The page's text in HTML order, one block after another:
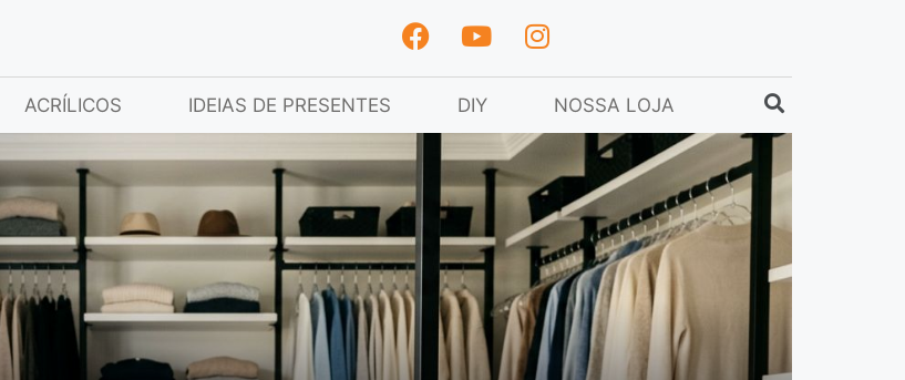
ACRÍLICOS IDEIAS DE PRESENTES DIY NOSSA LOJA